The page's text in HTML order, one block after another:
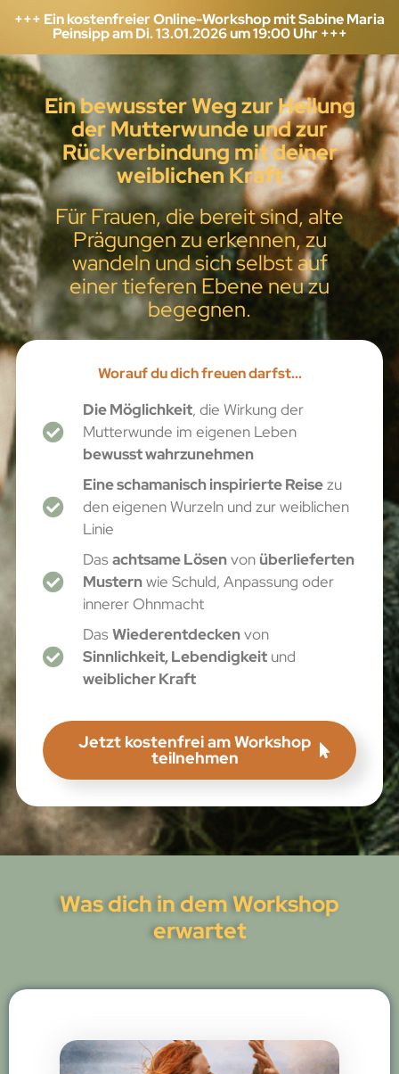
+++ Ein kostenfreier Online-Workshop mit Sabine Maria
Peinsipp am Di. 13.01.2026 um 19:00 Uhr +++
Ein bewusster Weg zur Heilung
der Mutterwunde und zur
Rückverbindung mit deiner
weiblichen Kraft
Für Frauen, die bereit sind, alte
Prägungen zu erkennen, zu
wandeln und sich selbst auf
einer tieferen Ebene neu zu
begegnen.
Worauf du dich freuen darfst...
Die Möglichkeit, die Wirkung der
Mutterwunde im eigenen Leben
bewusst wahrzunehmen
Eine schamanisch inspirierte Reisezu
den eigenen Wurzeln und zur weiblichen
Linie
Dasachtsame Lösenvon überlieferten
Musternwie Schuld, Anpassung oder
innerer Ohnmacht
DasWiederentdeckenvon
Sinnlichkeit, Lebendigkeitund
weiblicher Kraft
Jetzt kostenfrei am Workshop
teilnehmen
Was dich in dem Workshop
erwartet